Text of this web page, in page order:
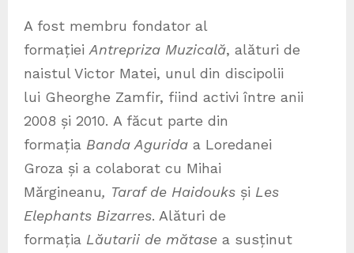
A fost membru fondator al
formației Antrepriza Muzicală, alături de
naistul Victor Matei, unul din discipolii
lui Gheorghe Zamfir, fiind activi între anii
2008 și 2010. A făcut parte din
formația Banda Agurida a Loredanei
Groza și a colaborat cu Mihai
Mărgineanu, Taraf de Haidouks și Les
Elephants Bizarres. Alături de
formația Lăutarii de mătase a susținut